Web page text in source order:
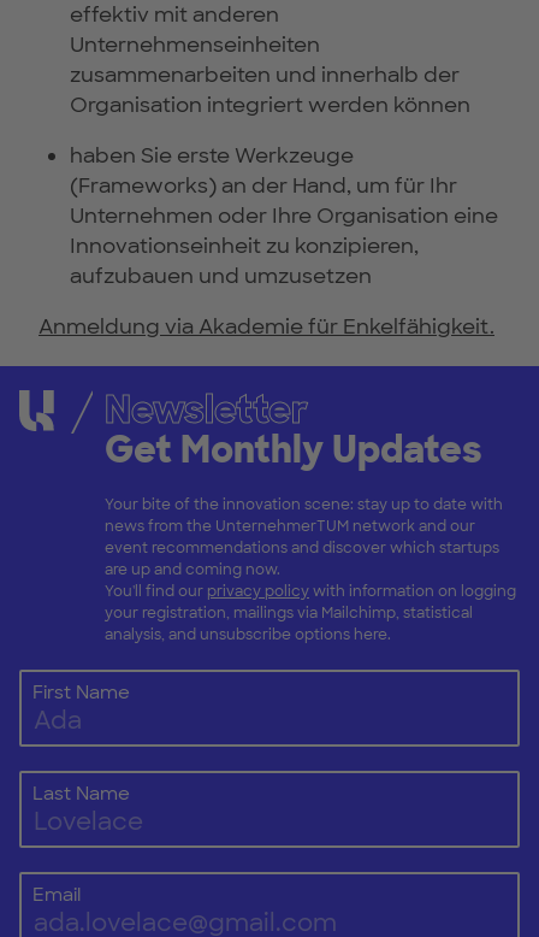
effektiv mit anderen
Unternehmenseinheiten
zusammenarbeiten und innerhalb der
Organisation integriert werden können
haben Sie erste Werkzeuge
(Frameworks) an der Hand, um für Ihr
Unternehmen oder Ihre Organisation eine
Innovationseinheit zu konzipieren,
aufzubauen und umzusetzen
Anmeldung via Akademie für Enkelfähigkeit.
Newsletter
Get Monthly Updates
Your bite of the innovation scene: stay up to date with
news from the UnternehmerTUM network and our
event recommendations and discover which startups
are up and coming now.
You'll find our privacy policywith information on logging
your registration, mailings via Mailchimp, statistical
analysis, and unsubscribe options here.
First Name
Last Name
Email